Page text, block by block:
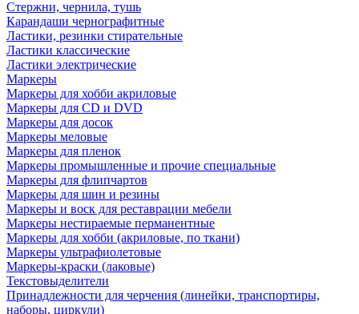
Стержни, чернила, тушь
Карандаши чернографитные
Ластики, резинки стирательные
Ластики классические
Ластики электрические
Маркеры
Маркеры для хобби акриловые
Маркеры для CD и DVD
Маркеры для досок
Маркеры меловые
Маркеры для пленок
Маркеры промышленные и прочие специальные
Маркеры для флипчартов
Маркеры для шин и резины
Маркеры и воск для реставрации мебели
Маркеры нестираемые перманентные
Маркеры для хобби (акриловые, по ткани)
Маркеры ультрафиолетовые
Маркеры-краски (лаковые)
Текстовыделители
Принадлежности для черчения (линейки, транспортиры,
наборы, циркули)